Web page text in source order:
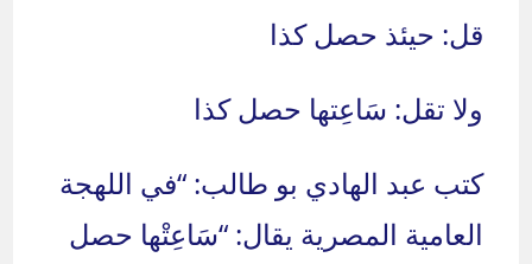
قل: حيئذ حصل كذا
ولا تقل: سَاعِتها حصل كذا
كتب عبد الهادي بو طالب: “في اللهجة
العامية المصرية يقال: “سَاعِتْها حصل